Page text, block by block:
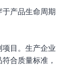
产品生命周期
目。生产企业
合质量标准，